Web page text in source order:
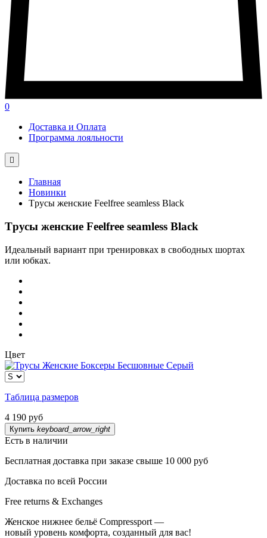
0
Доставка и Оплата
Программа лояльности

Главная
Новинки
Tрусы женские Feelfree seamless Black
Tрусы женские Feelfree seamless Black
Идеальный вариант при тренировках в свободных шортах
или юбках.
Цвет
Таблица размеров
4 190 руб
Купить keyboard_arrow_right
Есть в наличии
Бесплатная доставка при заказе свыше 10 000 руб
Доставка по всей России
Free returns & Exchanges
Женское нижнее бельё Compressport —
новый уровень комфорта, созданный для вас!